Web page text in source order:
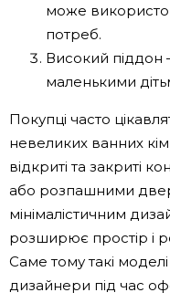
може
потреб.
Високий піддон
маленькими
Покупці часто
невеликих ванних
відкриті та закриті
або розпашними
мінімалістичним
розширює простір і
Саме тому такі
дизайнери під час